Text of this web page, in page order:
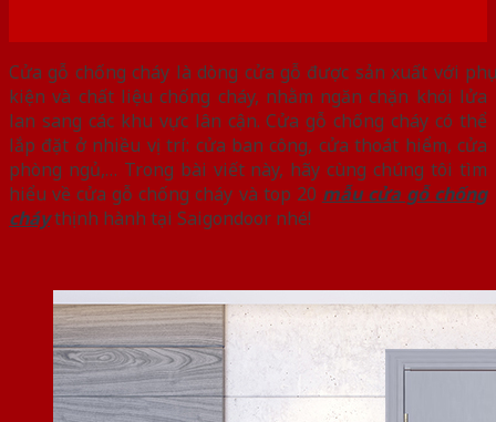
Cửa gỗ chống cháy là dòng cửa gỗ được sản xuất với phụ
kiện và chất liệu chống cháy, nhằm ngăn chặn khói lửa
lan sang các khu vực lân cận. Cửa gỗ chống cháy có thể
lắp đặt ở nhiều vị trí: cửa ban công, cửa thoát hiểm, cửa
phòng ngủ,… Trong bài viết này, hãy cùng chúng tôi tìm
hiểu về cửa gỗ chống cháy và top 20 mẫu cửa gỗ chống
cháythịnh hành tại Saigondoor nhé!